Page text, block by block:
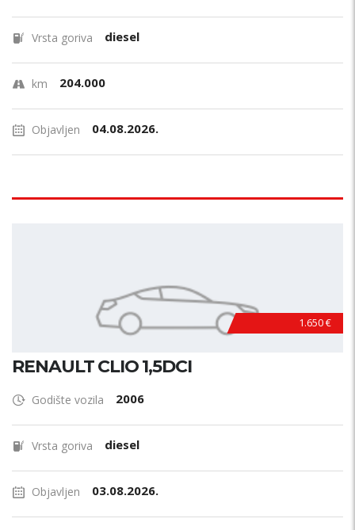
Vrsta goriva diesel
km 204.000
Objavljen 04.08.2026.
1.650 €
RENAULT CLIO 1,5DCI
Godište vozila 2006
Vrsta goriva diesel
Objavljen 03.08.2026.